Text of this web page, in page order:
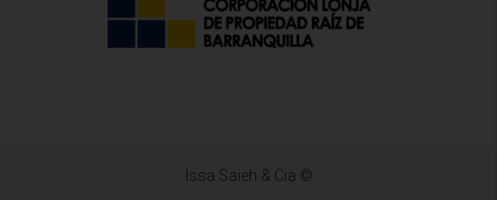
Issa Saieh & Cia ©